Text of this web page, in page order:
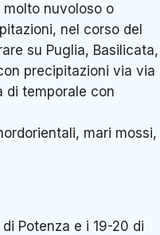
nuvoloso o
nel corso del
su Puglia, Basilicata,
precipitazioni via via
di temporale con
mari mossi,
Potenza e i 19-20 di